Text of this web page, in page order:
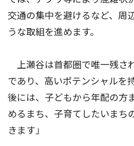
交通の集中を避けるなど、周
うな取組を進めます。
上瀬谷は首都圏で唯一残さ
であり、高いポテンシャルを
後には、子どもから年配の方
めるまち、子育てしたいまち
きます」